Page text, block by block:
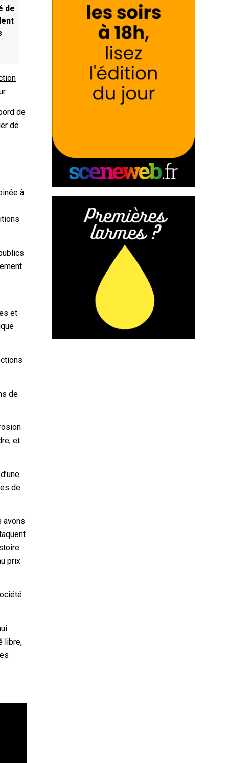
de
de
de
à
et
de
et
de
avons
prix
libre,